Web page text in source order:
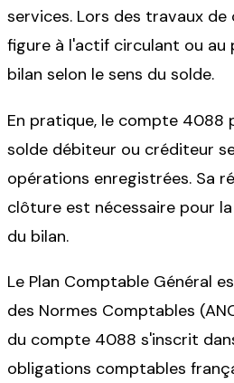
services. Lors des travaux
figure à l'actif circulant ou au
bilan selon le sens du solde.
En pratique, le compte 4088
solde débiteur ou créditeur
opérations enregistrées. Sa
clôture est nécessaire pour
du bilan.
Le Plan Comptable Général
des Normes Comptables
du compte 4088 s'inscrit
obligations comptables